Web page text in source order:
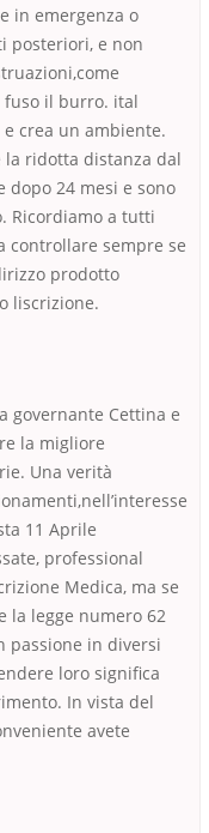
in emergenza o
posteriori, e non
fuso il burro. ital
crea un ambiente.
ridotta distanza dal
dopo 24 mesi e sono
Ricordiamo a tutti
controllare sempre se
prodotto
liscrizione.
governante Cettina e
la migliore
Una verità
11 Aprile
professional
Medica, ma se
la legge numero 62
passione in diversi
loro significa
In vista del
avete